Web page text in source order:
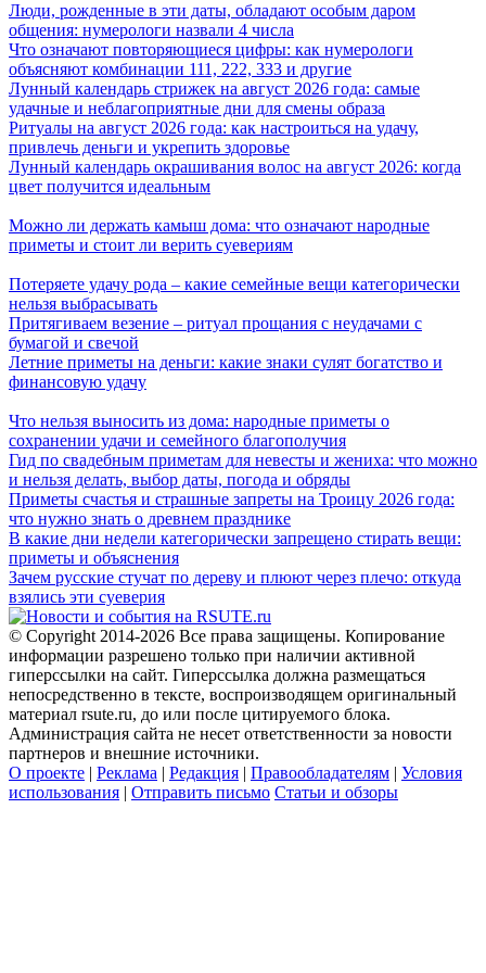
Люди, рожденные в эти даты, обладают особым даром
общения: нумерологи назвали 4 числа
Что означают повторяющиеся цифры: как нумерологи
объясняют комбинации 111, 222, 333 и другие
Лунный календарь стрижек на август 2026 года: самые
удачные и неблагоприятные дни для смены образа
Ритуалы на август 2026 года: как настроиться на удачу,
привлечь деньги и укрепить здоровье
Лунный календарь окрашивания волос на август 2026: когда
цвет получится идеальным
Можно ли держать камыш дома: что означают народные
приметы и стоит ли верить суевериям
Потеряете удачу рода – какие семейные вещи категорически
нельзя выбрасывать
Притягиваем везение – ритуал прощания с неудачами с
бумагой и свечой
Летние приметы на деньги: какие знаки сулят богатство и
финансовую удачу
Что нельзя выносить из дома: народные приметы о
сохранении удачи и семейного благополучия
Гид по свадебным приметам для невесты и жениха: что можно
и нельзя делать, выбор даты, погода и обряды
Приметы счастья и страшные запреты на Троицу 2026 года:
что нужно знать о древнем празднике
В какие дни недели категорически запрещено стирать вещи:
приметы и объяснения
Зачем русские стучат по дереву и плюют через плечо: откуда
взялись эти суеверия
© Copyright 2014-2026 Все права защищены. Копирование
информации разрешено только при наличии активной
гиперссылки на сайт. Гиперссылка должна размещаться
непосредственно в тексте, воспроизводящем оригинальный
материал rsute.ru, до или после цитируемого блока.
Администрация сайта не несет ответственности за новости
партнеров и внешние источники.
О проекте | Реклама | Редакция | Правообладателям | Условия
использования | Отправить письмо Статьи и обзоры